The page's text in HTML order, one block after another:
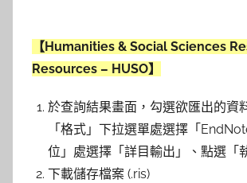
【Humanities & Social Sciences
Resources – HUSO】
於查詢結果畫面，勾選欲匯出的資
「格式」下拉選單處選擇「
位」處選擇「 詳目輸出 」、點選「
下載儲存檔案 (.ris)